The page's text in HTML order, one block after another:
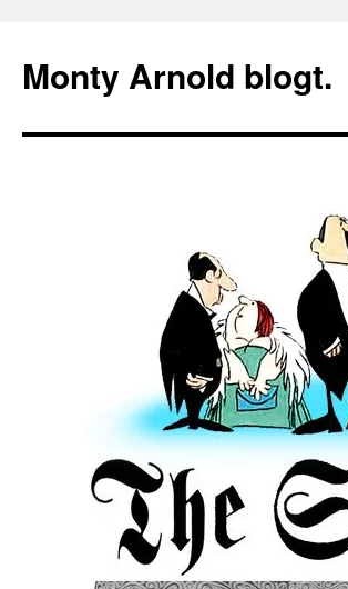
springen
Monty Arnold blogt.